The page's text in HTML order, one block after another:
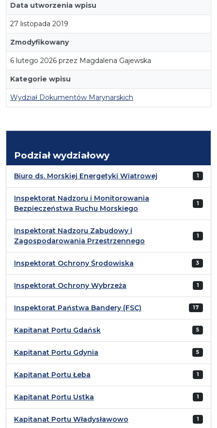
Data utworzenia wpisu
27 listopada 2019
Zmodyfikowany
6 lutego 2026 przez Magdalena Gajewska
Kategorie wpisu
Wydział Dokumentów Marynarskich
Podział wydziałowy
Biuro ds. Morskiej Energetyki Wiatrowej 1
Inspektorat Nadzoru i Monitorowania
Bezpieczeństwa Ruchu Morskiego
1
Inspektorat Nadzoru Zabudowy i
Zagospodarowania Przestrzennego
1
Inspektorat Ochrony Środowiska 3
Inspektorat Ochrony Wybrzeża 1
Inspektorat Państwa Bandery (FSC) 17
Kapitanat Portu Gdańsk 5
Kapitanat Portu Gdynia 5
Kapitanat Portu Łeba 1
Kapitanat Portu Ustka 1
Kapitanat Portu Władysławowo 1